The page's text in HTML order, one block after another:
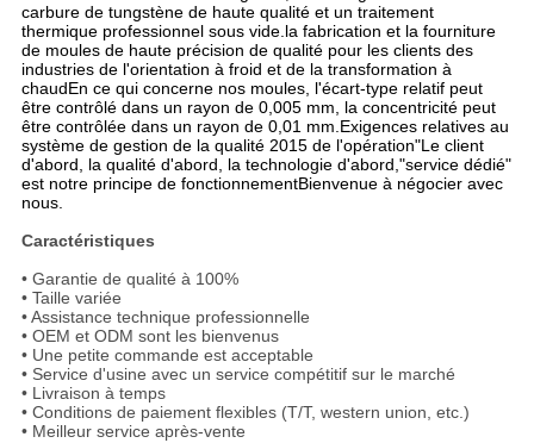
carbure de tungstène de haute qualité et un traitement
thermique professionnel sous vide.la fabrication et la fourniture
de moules de haute précision de qualité pour les clients des
industries de l'orientation à froid et de la transformation à
chaudEn ce qui concerne nos moules, l'écart-type relatif peut
être contrôlé dans un rayon de 0,005 mm, la concentricité peut
être contrôlée dans un rayon de 0,01 mm.Exigences relatives au
système de gestion de la qualité 2015 de l'opération"Le client
d'abord, la qualité d'abord, la technologie d'abord,"service dédié"
est notre principe de fonctionnementBienvenue à négocier avec
nous.
Caractéristiques
• Garantie de qualité à 100%
• Taille variée
• Assistance technique professionnelle
• OEM et ODM sont les bienvenus
• Une petite commande est acceptable
• Service d'usine avec un service compétitif sur le marché
• Livraison à temps
• Conditions de paiement flexibles (T/T, western union, etc.)
• Meilleur service après-vente